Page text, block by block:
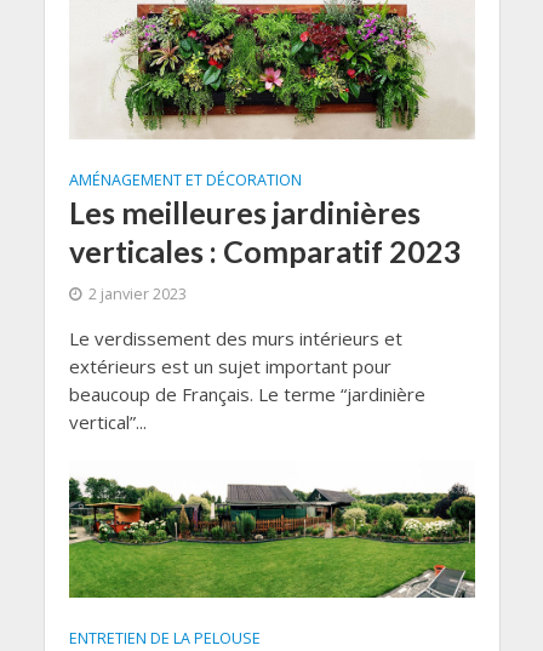
AMÉNAGEMENT ET DÉCORATION
Les meilleures jardinières
verticales : Comparatif 2023
2 janvier 2023
Le verdissement des murs intérieurs et
extérieurs est un sujet important pour
beaucoup de Français. Le terme “jardinière
vertical”...
ENTRETIEN DE LA PELOUSE